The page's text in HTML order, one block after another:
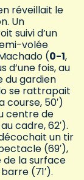
réveillait le
Un
suivi d’un
volée
(0-1,
d’une fois, au
du gardien
se rattrapait
course, 50′)
centre de
cadre, 62′).
un tir
(69′),
de la surface
(71′).